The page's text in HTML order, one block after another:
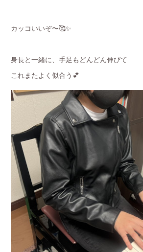
カッコいいぞ〜🥰✨
身長と一緒に、手足もどんどん伸びて
これまたよく似合う💕